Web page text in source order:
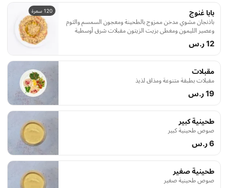
120 سعرة بابا غنوج
باذنجان مشوي مدخن ممزوج بالطحينة ومعجون السمسم والثوم
وعصير الليمون ومغطى بزيت الزيتون مقبلات شرق أوسطية
كلاسيكية تسعدك مع كل قضمة
12 ر.س
مقبلات
مقبلات بطبقة متنوعة ومذاق لذيذ
19 ر.س
طحينية كبير
صوص طحينية كبير
6 ر.س
طحينية صغير
صوص طحينية صغير